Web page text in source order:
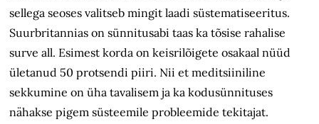
sellega seoses valitseb mingit laadi süstematiseeritus.
Suur­britannias on sünnitusabi taas ka tõsise rahalise
surve all. Esimest korda on keisrilõigete osakaal nüüd
ületanud 50 protsendi piiri. Nii et meditsiiniline
sekkumine on üha tavalisem ja ka kodu­sünnituses
nähakse pigem süsteemile probleemide tekitajat.